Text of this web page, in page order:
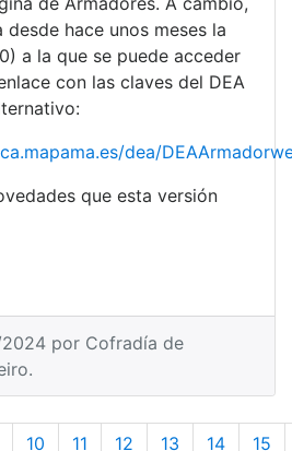
hace unos meses la
a la que se puede acceder
con las claves del DEA
dea/
que esta versión
por Cofradía de
10 11 12 13 14 15